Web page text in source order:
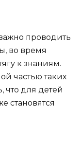
проводить
во время
к знаниям.
частью таких
что для детей
становятся